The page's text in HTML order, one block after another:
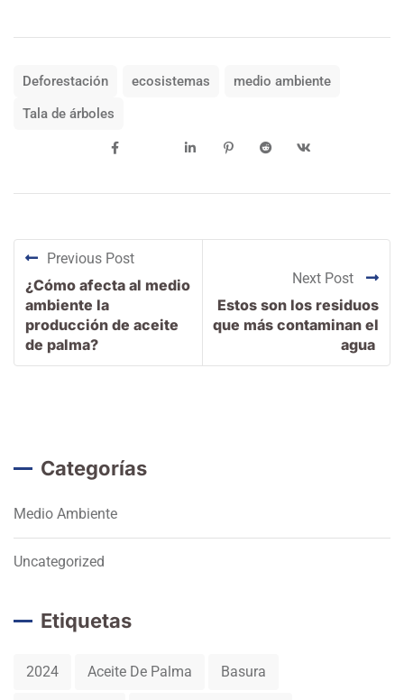
Deforestación ecosistemas
medio ambiente
Tala de árboles
Previous Post
¿Cómo afecta al medio
ambiente la
producción de aceite
de palma?
Next Post
Estos son los residuos
que más contaminan el
agua
Categorías
Medio Ambiente
Uncategorized
Etiquetas
2024 Aceite De Palma Basura